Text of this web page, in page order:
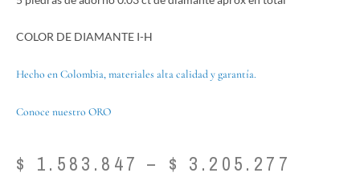
COLOR DE DIAMANTE I-H
Hecho en Colombia, materiales alta calidad y garantía.
Conoce nuestro ORO
$ 1.583.847 – $ 3.205.277